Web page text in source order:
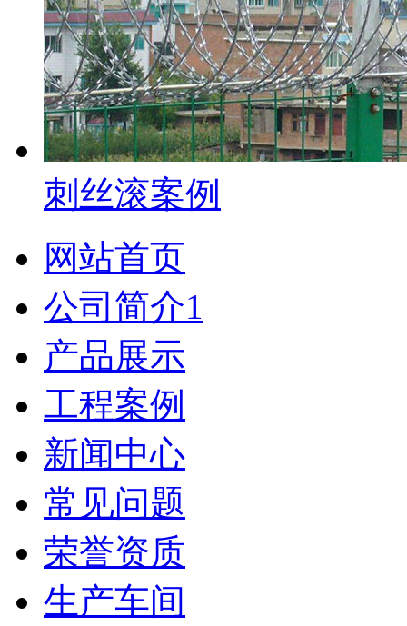
刺丝滚案例
网站首页
公司简介1
产品展示
工程案例
新闻中心
常见问题
荣誉资质
生产车间